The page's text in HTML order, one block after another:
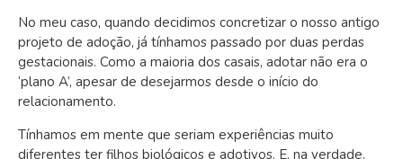
No meu caso, quando decidimos concretizar o nosso antigo
projeto de adoção, já tínhamos passado por duas perdas
gestacionais. Como a maioria dos casais, adotar não era o
‘plano A’, apesar de desejarmos desde o início do
relacionamento.
Tínhamos em mente que seriam experiências muito
diferentes ter filhos biológicos e adotivos. E, na verdade,